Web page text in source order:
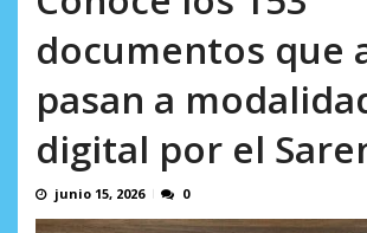
documentos que
pasan a
digital por el
junio 15, 2026 0